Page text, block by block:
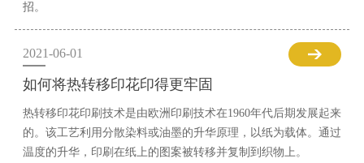
招。
2021-06-01
如何将热转移印花印得更牢固
热转移印花印刷技术是由欧洲印刷技术在1960年代后期发展起来
的。该工艺利用分散染料或油墨的升华原理，以纸为载体。通过
温度的升华，印刷在纸上的图案被转移并复制到织物上。